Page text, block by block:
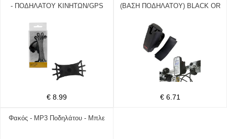
- ΠΟΔΗΛΑΤΟΥ ΚΙΝΗΤΩΝ/GPS
4.0" ΕΩΣ 7.0"
€ 8.99
(ΒΑΣΗ ΠΟΔΗΛΑΤΟΥ) BLACK OR
€ 6.71
Φακός - MP3 Ποδηλάτου - Μπλε